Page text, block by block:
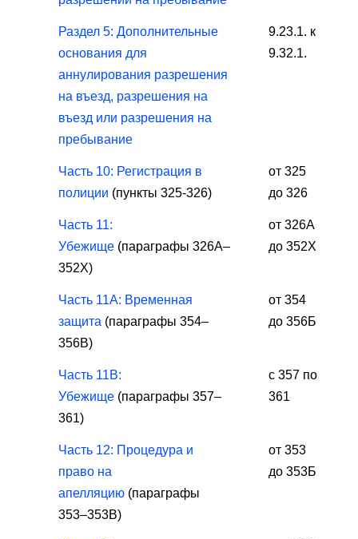
Раздел 5: Дополнительные
основания для
аннулирования разрешения
на въезд, разрешения на
въезд или разрешения на
пребывание
9.23.1. к
9.32.1.
Часть 10: Регистрация в
полиции (пункты 325-326)
от 325
до 326
Часть 11:
Убежище (параграфы 326A–
352X)
от 326А
до 352Х
Часть 11A: Временная
защита (параграфы 354–
356B)
от 354
до 356Б
Часть 11B:
Убежище (параграфы 357–
361)
с 357 по
361
Часть 12: Процедура и
право на
апелляцию (параграфы
353–353B)
от 353
до 353Б